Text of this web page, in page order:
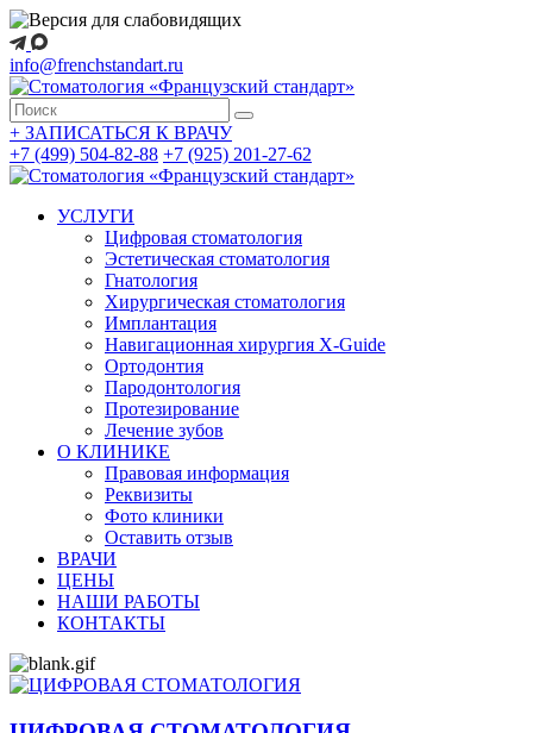
info@frenchstandart.ru
+ ЗАПИСАТЬСЯ К ВРАЧУ
+7 (499) 504-82-88 +7 (925) 201-27-62
УСЛУГИ
Цифровая стоматология
Эстетическая стоматология
Гнатология
Хирургическая стоматология
Имплантация
Навигационная хирургия X-Guide
Ортодонтия
Пародонтология
Протезирование
Лечение зубов
О КЛИНИКЕ
Правовая информация
Реквизиты
Фото клиники
Оставить отзыв
ВРАЧИ
ЦЕНЫ
НАШИ РАБОТЫ
КОНТАКТЫ